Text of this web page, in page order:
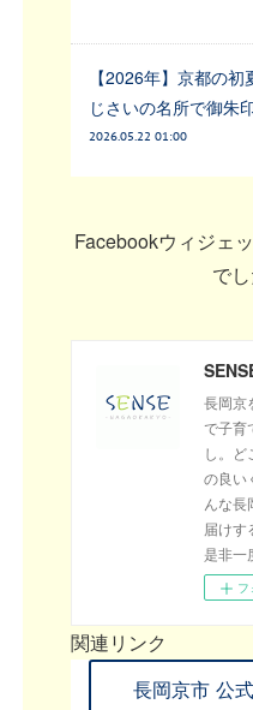
【2026年】京都の
じさいの名所で御朱
2026.05.22 01:00
Facebookウィジェ
でし
長岡京
で子育
し。ど
の良い
んな長
届けす
是非一
フ
関連リンク
長岡京市 公